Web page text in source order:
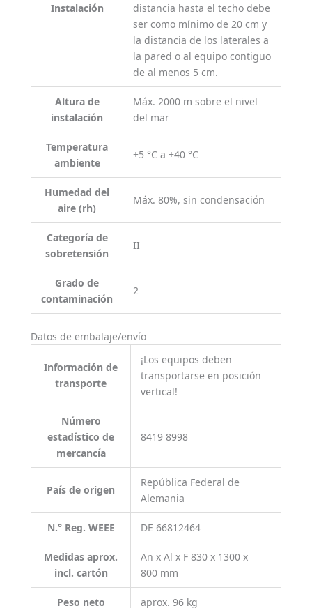
Instalación
distancia hasta el techo debe
ser como mínimo de 20 cm y
la distancia de los laterales a
la pared o al equipo contiguo
de al menos 5 cm.
Altura de
instalación
Máx. 2000 m sobre el nivel
del mar
Temperatura
ambiente
+5 °C a +40 °C
Humedad del
aire (rh)
Máx. 80%, sin condensación
Categoría de
sobretensión
II
Grado de
contaminación
2
Datos de embalaje/envío
Información de
transporte
¡Los equipos deben
transportarse en posición
vertical!
Número
estadístico de
mercancía
8419 8998
País de origen
República Federal de
Alemania
N.° Reg. WEEE DE 66812464
Medidas aprox.
incl. cartón
An x Al x F 830 x 1300 x
800 mm
Peso neto aprox. 96 kg